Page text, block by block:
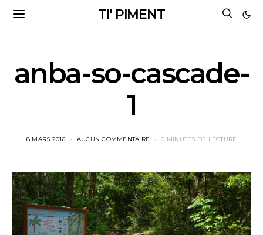
TI' PIMENT
anba-so-cascade-
1
8 MARS 2016 AUCUN COMMENTAIRE 0 MINUTES DE LECTURE